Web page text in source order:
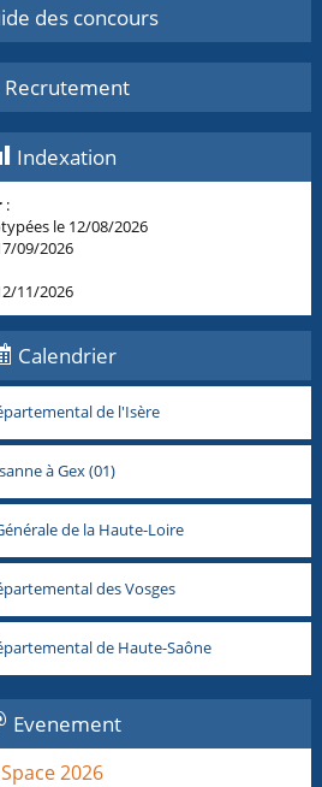
des concours
Recrutement
Indexation
:
le 12/08/2026
09/2026
11/2026
Calendrier
de l'Isère
à Gex (01)
de la Haute-Loire
des Vosges
de Haute-Saône
Evenement
Space 2026